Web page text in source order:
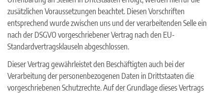
zusätzlichen Voraussetzungen beachtet. Diesen Vorschriften
entsprechend wurde zwischen uns und der verarbeitenden Selle ein
nach der DSGVO vorgeschriebener Vertrag nach den EU-
Standardvertragsklauseln abgeschlossen.
Dieser Vertrag gewährleistet den Beschäftigten auch bei der
Verarbeitung der personenbezogenen Daten in Drittstaaten die
vorgeschriebenen Schutzrechte. Auf der Grundlage dieses Vertrags